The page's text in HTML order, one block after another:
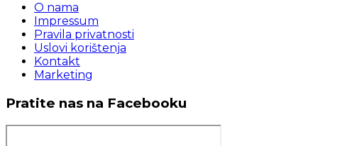
O nama
Impressum
Pravila privatnosti
Uslovi korištenja
Kontakt
Marketing
Pratite nas na Facebooku